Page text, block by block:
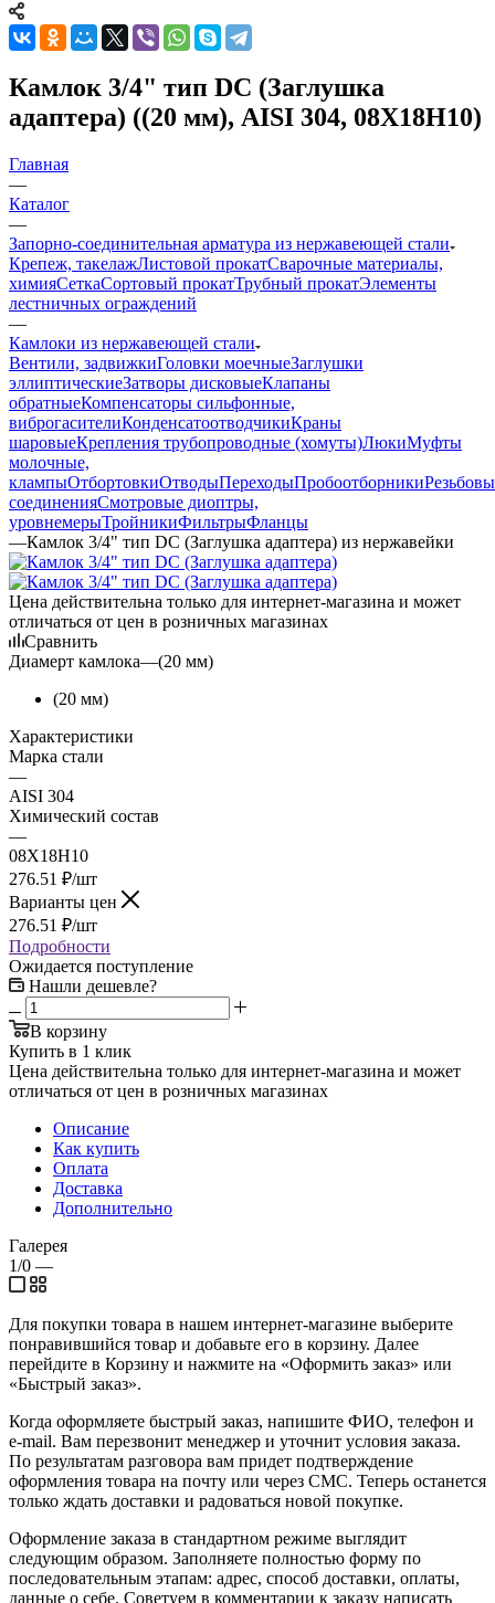
Камлок 3/4" тип DС (Заглушка
адаптера) ((20 мм), AISI 304, 08Х18Н10)
Главная
—
Каталог
—
Запорно-соединительная арматура из нержавеющей стали
Крепеж, такелажЛистовой прокатСварочные материалы,
химияСеткаСортовый прокатТрубный прокатЭлементы
лестничных ограждений
—
Камлоки из нержавеющей стали
Вентили, задвижкиГоловки моечныеЗаглушки
эллиптическиеЗатворы дисковыеКлапаны
обратныеКомпенсаторы сильфонные,
виброгасителиКонденсатоотводчикиКраны
шаровыеКрепления трубопроводные (хомуты)ЛюкиМуфты
молочные,
клампыОтбортовкиОтводыПереходыПробоотборники
соединенияСмотровые диоптры,
уровнемерыТройникиФильтрыФланцы
—Камлок 3/4" тип DС (Заглушка адаптера) из нержавейки
Цена действительна только для интернет-магазина и может
отличаться от цен в розничных магазинах
Сравнить
Диамерт камлока—(20 мм)
(20 мм)
Характеристики
Марка стали
—
AISI 304
Химический состав
—
08Х18Н10
276.51 ₽/шт
Варианты цен
276.51 ₽/шт
Подробности
Ожидается поступление
Нашли дешевле?
В корзину
Купить в 1 клик
Цена действительна только для интернет-магазина и может
отличаться от цен в розничных магазинах
Описание
Как купить
Оплата
Доставка
Дополнительно
Галерея
1/0 —
Для покупки товара в нашем интернет-магазине выберите
понравившийся товар и добавьте его в корзину. Далее
перейдите в Корзину и нажмите на «Оформить заказ» или
«Быстрый заказ».
Когда оформляете быстрый заказ, напишите ФИО, телефон и
e-mail. Вам перезвонит менеджер и уточнит условия заказа.
По результатам разговора вам придет подтверждение
оформления товара на почту или через СМС. Теперь останется
только ждать доставки и радоваться новой покупке.
Оформление заказа в стандартном режиме выглядит
следующим образом. Заполняете полностью форму по
последовательным этапам: адрес, способ доставки, оплаты,
данные о себе. Советуем в комментарии к заказу написать